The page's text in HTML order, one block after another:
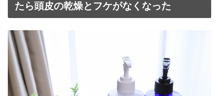
たら頭皮の乾燥とフケがなくなった